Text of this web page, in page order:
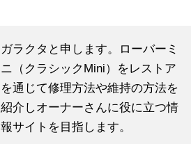
ガラクタと申します。ローバーミ
ニ（クラシックMini）をレストア
を通じて修理方法や維持の方法を
紹介しオーナーさんに役に立つ情
報サイトを目指します。